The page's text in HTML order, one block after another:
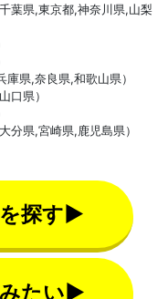
葉県,東京都,神奈川県,山梨
県,奈良県,和歌山県）
口県）
分県,宮崎県,鹿児島県）
探す▶
たい▶